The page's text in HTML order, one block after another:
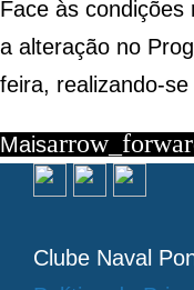
de
Face às
a alteração no
feira, realizando-
Mais
Clube Naval